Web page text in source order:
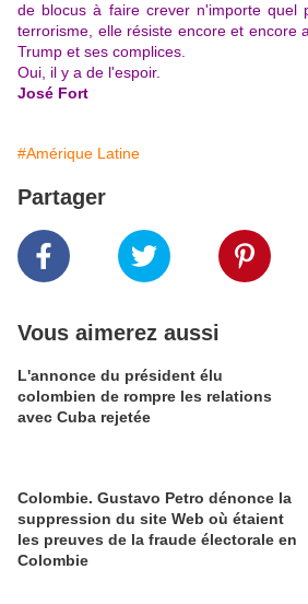
de blocus à faire crever n'importe quel
terrorisme, elle résiste encore et encore
Trump et ses complices.
Oui, il y a de l'espoir.
José Fort
#Amérique Latine
Partager
Vous aimerez aussi
L'annonce du président élu
colombien de rompre les relations
avec Cuba rejetée
Colombie. Gustavo Petro dénonce la
suppression du site Web où étaient
les preuves de la fraude électorale en
Colombie